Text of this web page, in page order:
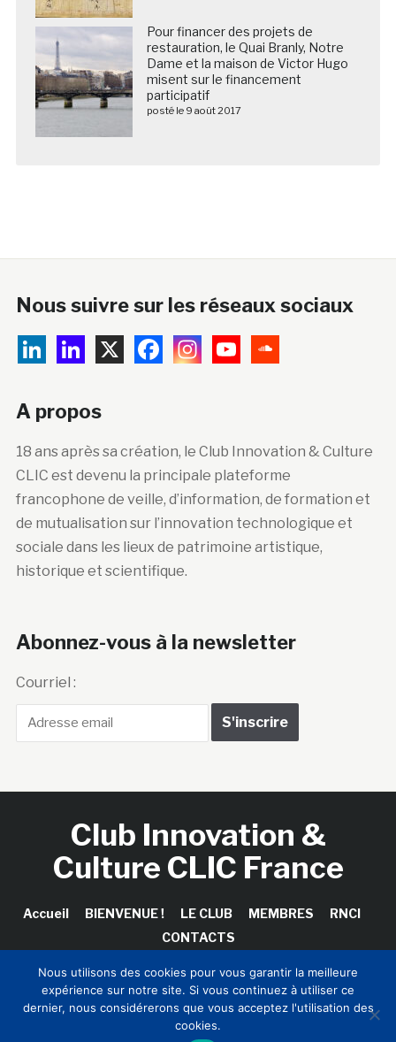
Pour financer des projets de
restauration, le Quai Branly, Notre
Dame et la maison de Victor Hugo
misent sur le financement
participatif
posté le 9 août 2017
Nous suivre sur les réseaux sociaux
A propos
18 ans après sa création, le Club Innovation & Culture
CLIC est devenu la principale plateforme
francophone de veille, d’information, de formation et
de mutualisation sur l’innovation technologique et
sociale dans les lieux de patrimoine artistique,
historique et scientifique.
Abonnez-vous à la newsletter
Courriel :
Club Innovation &
Culture CLIC France
Accueil BIENVENUE ! LE CLUB MEMBRES
RNCI
CONTACTS
Copyright © 2026 Club Innovation & Culture CLIC France /
Sinapses Conseils
Nous utilisons des cookies pour vous garantir la meilleure
expérience sur notre site. Si vous continuez à utiliser ce
dernier, nous considérerons que vous acceptez l'utilisation des
cookies.